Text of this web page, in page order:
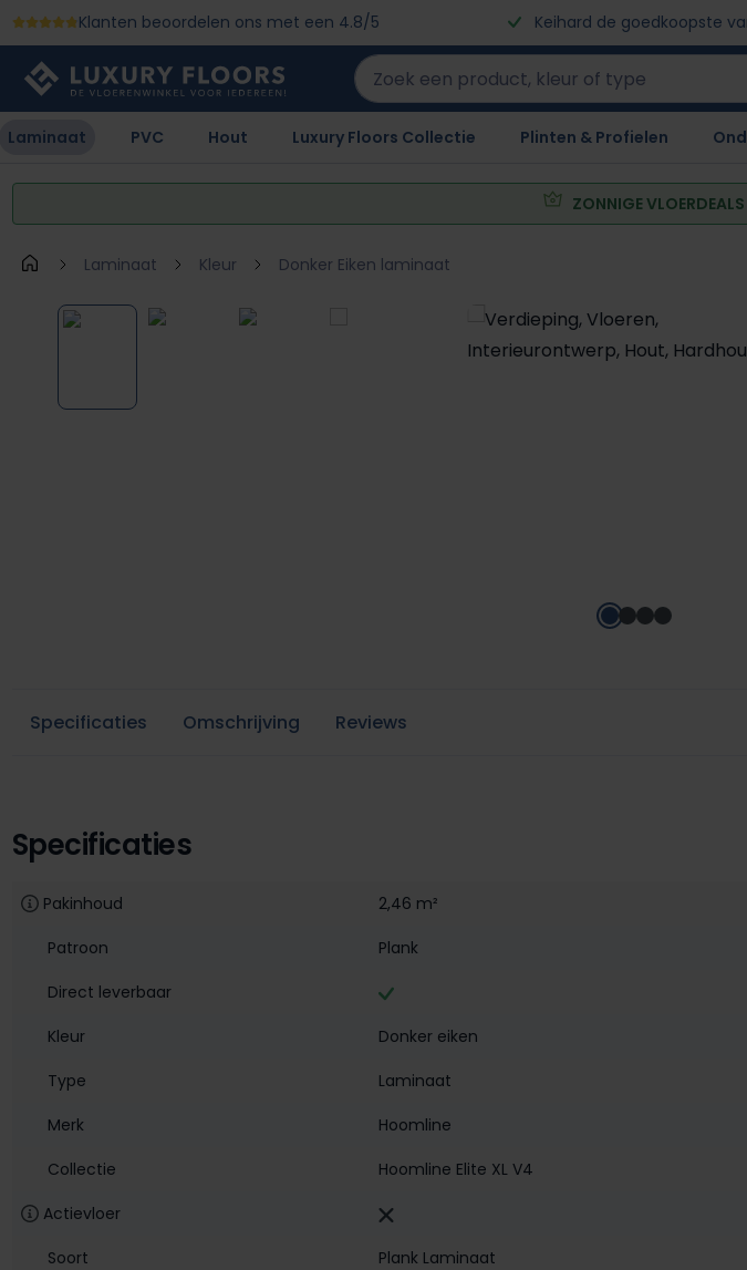
naar de hoofdinhoud
Ga naar de zoekopdracht
Ga naar de hoofdnavigatie
Klanten beoordelen ons met een 4.8/5 Keihard de goedkoopste
Laminaat PVC Hout Luxury Floors Collectie Plinten & Profielen
ZONNIGE
Laminaat Kleur Donker Eiken laminaat
Afbeeldingengalerij overslaan
Specificaties Omschrijving Reviews
Specificaties
Pakinhoud
2,46 m²
Patroon
Plank
Direct leverbaar
Kleur
Donker eiken
Type
Laminaat
Merk
Hoomline
Collectie
Hoomline Elite XL V4
Actievloer
Soort
Plank Laminaat